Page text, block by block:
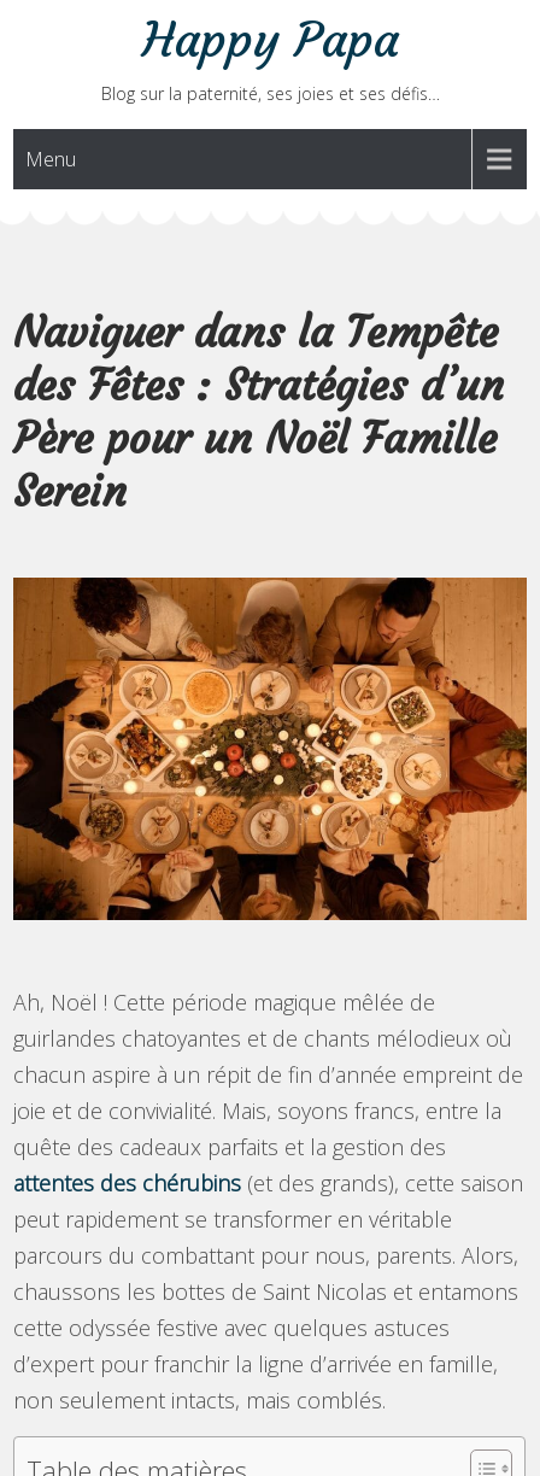
Happy Papa
Blog sur la paternité, ses joies et ses défis…
Menu
Naviguer dans la Tempête
des Fêtes : Stratégies d’un
Père pour un Noël Famille
Serein
Ah, Noël ! Cette période magique mêlée de
guirlandes chatoyantes et de chants mélodieux où
chacun aspire à un répit de fin d’année empreint de
joie et de convivialité. Mais, soyons francs, entre la
quête des cadeaux parfaits et la gestion des
attentes des chérubins (et des grands), cette saison
peut rapidement se transformer en véritable
parcours du combattant pour nous, parents. Alors,
chaussons les bottes de Saint Nicolas et entamons
cette odyssée festive avec quelques astuces
d’expert pour franchir la ligne d’arrivée en famille,
non seulement intacts, mais comblés.